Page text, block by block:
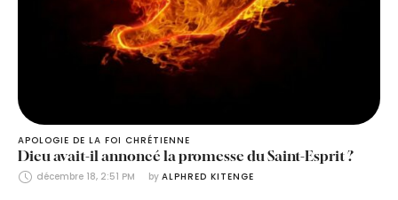
APOLOGIE DE LA FOI CHRÉTIENNE
Dieu avait-il annoncé la promesse du Saint-Esprit ?
décembre 18, 2:51 PM by ALPHRED KITENGE